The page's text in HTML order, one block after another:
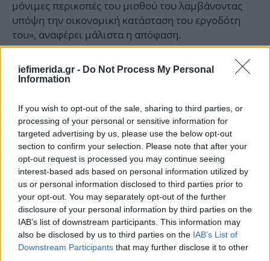
iefimerida.gr - Do Not Process My Personal
Information
If you wish to opt-out of the sale, sharing to third parties, or
processing of your personal or sensitive information for
targeted advertising by us, please use the below opt-out
section to confirm your selection. Please note that after your
opt-out request is processed you may continue seeing
interest-based ads based on personal information utilized by
us or personal information disclosed to third parties prior to
your opt-out. You may separately opt-out of the further
disclosure of your personal information by third parties on the
IAB’s list of downstream participants. This information may
also be disclosed by us to third parties on the IAB’s List of
Downstream Participants that may further disclose it to other
μόνιμες περικοπές του μισθού του λαμβάνοντας
υπόψη την οικονομική κατάσταση του εργοδότη
του», αναφέρει μάλιστα η απόφαση.
Η περίπτωση του Ν. προδιαγράφει τώρα και τις
προσφυγές των υπόλοιπων 17 Ελλήνων δασκάλων.
καταβάλει τους πλήρεις μισθούς από το 2010 και
μετά μαζί με τους τόκους.